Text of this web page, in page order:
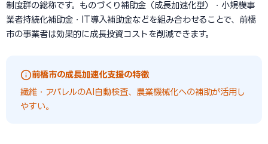
制度群の総称です。ものづくり補助金（成長加速化型）・小規模事
業者持続化補助金・IT導入補助金などを組み合わせることで、前橋
市の事業者は効果的に成長投資コストを削減できます。
前橋市の成長加速化支援の特徴
繊維・アパレルのAI自動検査、農業機械化への補助が活用し
やすい。